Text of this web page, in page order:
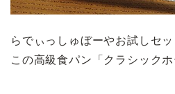
らでぃっしゅぼーやお試しセ
この高級食パン「クラシックホ